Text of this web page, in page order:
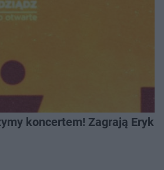
koncertem! Zagrają Eryk